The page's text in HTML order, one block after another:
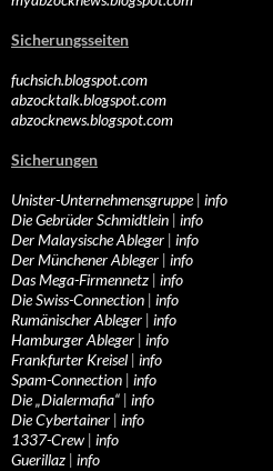
Sicherungsseiten
fuchsich.blogspot.com
abzocktalk.blogspot.com
abzocknews.blogspot.com
Sicherungen
Unister-Unternehmensgruppe| info
Die Gebrüder Schmidtlein | info
Der Malaysische Ableger | info
Der Münchener Ableger | info
Das Mega-Firmennetz | info
Die Swiss-Connection | info
Rumänischer Ableger | info
Hamburger Ableger | info
Frankfurter Kreisel | info
Spam-Connection | info
Die „Dialermafia“ | info
Die Cybertainer | info
1337-Crew | info
Guerillaz | info